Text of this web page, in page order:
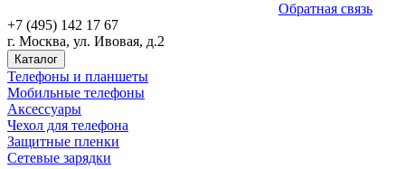
Обратная связь
+7 (495) 142 17 67
г. Москва, ул. Ивовая, д.2
Каталог
Телефоны и планшеты
Мобильные телефоны
Аксессуары
Чехол для телефона
Защитные пленки
Сетевые зарядки